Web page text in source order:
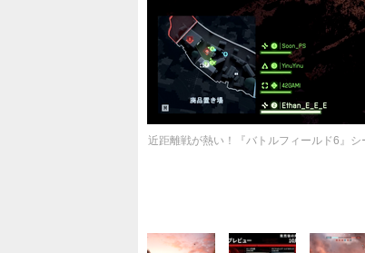
近距離戦が熱い！『バトルフィールド6』